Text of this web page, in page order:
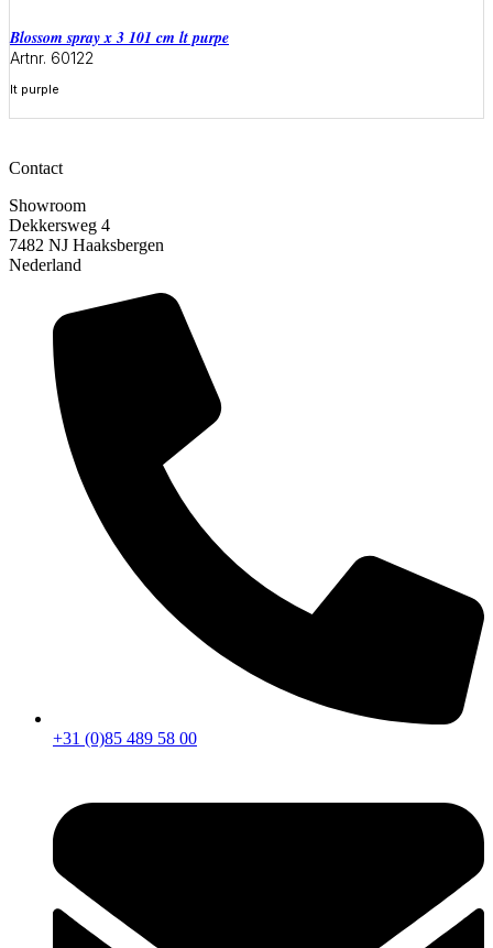
blossom spray x 3 101 cm lt purpe
Artnr. 60122
lt purple
Meer informatie
Contact
Showroom
Dekkersweg 4
7482 NJ Haaksbergen
Nederland
+31 (0)85 489 58 00